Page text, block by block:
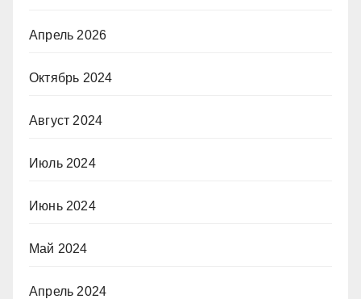
Апрель 2026
Октябрь 2024
Август 2024
Июль 2024
Июнь 2024
Май 2024
Апрель 2024